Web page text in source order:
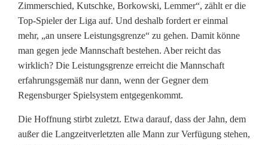
Zimmerschied, Kutschke, Borkowski, Lemmer“, zählt er die
Top-Spieler der Liga auf. Und deshalb fordert er einmal
mehr, „an unsere Leistungsgrenze“ zu gehen. Damit könne
man gegen jede Mannschaft bestehen. Aber reicht das
wirklich? Die Leistungsgrenze erreicht die Mannschaft
erfahrungsgemäß nur dann, wenn der Gegner dem
Regensburger Spielsystem entgegenkommt.
Die Hoffnung stirbt zuletzt. Etwa darauf, dass der Jahn, dem
außer die Langzeitverletzten alle Mann zur Verfügung stehen,